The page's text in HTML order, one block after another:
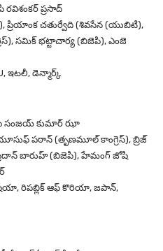
రవిశంకర్ ప్రసాద్
ప్రియాంక చతుర్వేది (శివసేన (యుబిటి),
సమిక్ భట్టాచార్య (బిజెపి), ఎంజె
ఇటలీ, డెన్మార్క్‌
సంజయ్ కుమార్ ఝా
పఠాన్ (తృణమూల్ కాంగ్రెస్), బ్రిజ్
బారుహ్ (బిజెపి), హేమంగ్ జోషి
రిపబ్లిక్ ఆఫ్ కొరియా, జపాన్,